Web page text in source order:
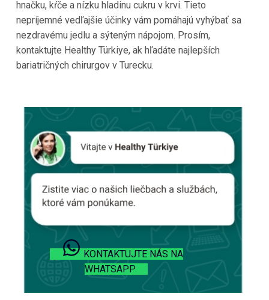
hnačku, kŕče a nízku hladinu cukru v krvi. Tieto
nepríjemné vedľajšie účinky vám pomáhajú vyhýbať sa
nezdravému jedlu a sýteným nápojom. Prosím,
kontaktujte Healthy Türkiye, ak hľadáte najlepších
bariatričných chirurgov v Turecku.
KONTAKTUJTE NÁS NA
WHATSAPP